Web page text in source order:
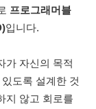
프로그래머블
입니다.
가 자신의 목적
도록 설계한 것
지 않고 회로를